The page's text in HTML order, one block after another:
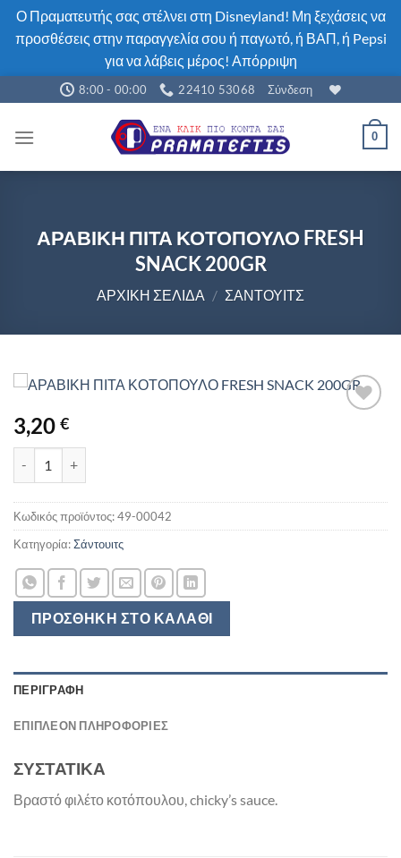
Ο Πραματευτής σας στέλνει στη Disneyland! Μη ξεχάσεις να
προσθέσεις στην παραγγελία σου ή παγωτό, ή ΒΑΠ, ή Pepsi
για να λάβεις μέρος! Απόρριψη
Μετάβαση
στο
περιεχόμενο
8:00 - 00:00 22410 53068 Σύνδεση
0
ΑΡΑΒΙΚΗ ΠΙΤΑ ΚΟΤΟΠΟΥΛΟ FRESH
SNACK 200GR
ΑΡΧΙΚΉ ΣΕΛΊΔΑ / ΣΆΝΤΟΥΙΤΣ
3,20 €
ΠΡΟΣΘΉΚΗ ΣΤΟ ΚΑΛΆΘΙ
Κωδικός προϊόντος:49-00042
Κατηγορία:Σάντουιτς
ΠΕΡΙΓΡΑΦΉ
ΕΠΙΠΛΈΟΝ ΠΛΗΡΟΦΟΡΊΕΣ
ΣΥΣΤΑΤΙΚΑ
Βραστό φιλέτο κοτόπουλου, chicky’s sauce.